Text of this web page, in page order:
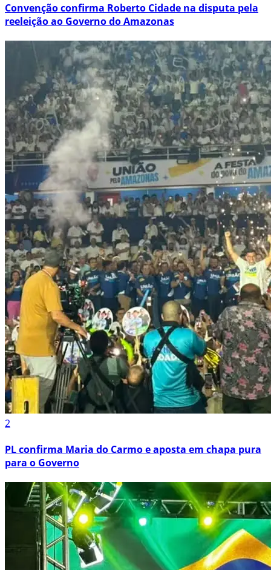
Convenção confirma Roberto Cidade na disputa pela
reeleição ao Governo do Amazonas
2
PL confirma Maria do Carmo e aposta em chapa pura
para o Governo